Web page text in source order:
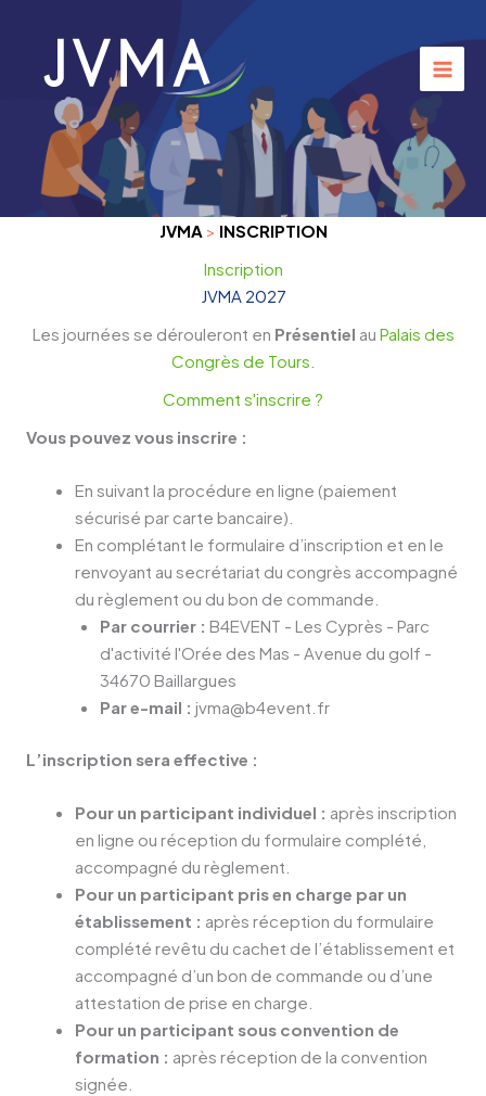
JVMA > INSCRIPTION
Inscription
JVMA 2027
Les journées se dérouleront en Présentiel au Palais des
Congrès de Tours
Comment s'inscrire ?
Vous pouvez vous inscrire :
En suivant la procédure en ligne (paiement
sécurisé par carte bancaire).
En complétant le formulaire d’inscription et en le
renvoyant au secrétariat du congrès accompagné
du règlement ou du bon de commande.
Par courrier : B4EVENT - Les Cyprès - Parc
d'activité l'Orée des Mas - Avenue du golf -
34670 Baillargues
Par e-mail : jvma@b4event.fr
L’inscription sera effective :
Pour un participant individuel : après inscription
en ligne ou réception du formulaire complété,
accompagné du règlement.
Pour un participant pris en charge par un
établissement : après réception du formulaire
complété revêtu du cachet de l’établissement et
accompagné d’un bon de commande ou d’une
attestation de prise en charge.
Pour un participant sous convention de
formation : après réception de la convention
signée.